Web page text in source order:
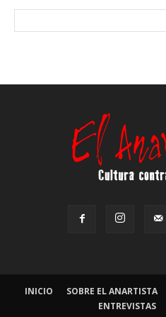
INICIO SOBRE EL ANARTISTA
ENTREVISTAS